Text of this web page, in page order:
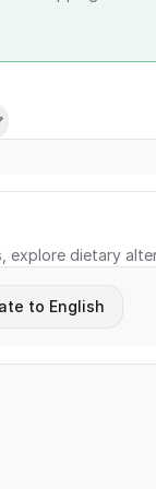
explore dietary
to English